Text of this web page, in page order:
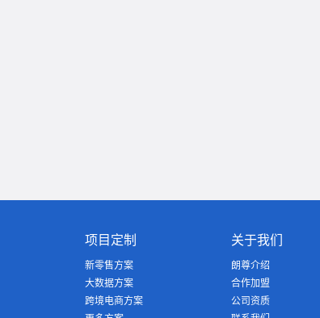
项目定制
新零售方案
大数据方案
跨境电商方案
关于我们
朗尊介绍
合作加盟
公司资质